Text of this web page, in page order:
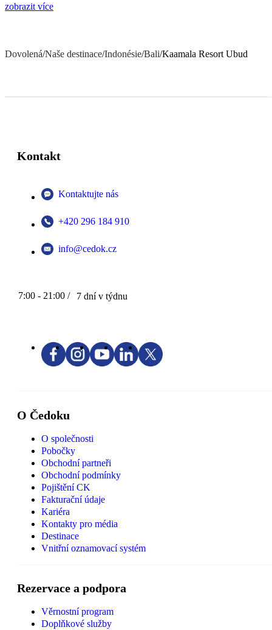
zobrazit více
Dovolená/Naše destinace/Indonésie/Bali/Kaamala Resort Ubud
Kontakt
Kontaktujte nás
+420 296 184 910
info@cedok.cz
7:00 - 21:00 / 7 dní v týdnu
O Čedoku
O společnosti
Pobočky
Obchodní partneři
Obchodní podmínky
Pojištění CK
Fakturační údaje
Kariéra
Kontakty pro média
Destinace
Vnitřní oznamovací systém
Rezervace a podpora
Věrnostní program
Doplňkové služby